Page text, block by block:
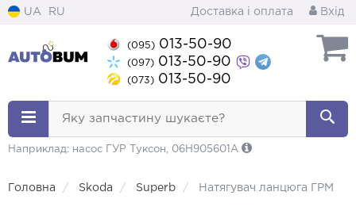
UA RU Доставка і оплата Вхід
(095) 013-50-90
(097) 013-50-90
(073) 013-50-90
Яку запчастину шукаєте?
Наприклад: насос ГУР Туксон, 06H905601A
Головна Skoda Superb Натягувач ланцюга ГРМ